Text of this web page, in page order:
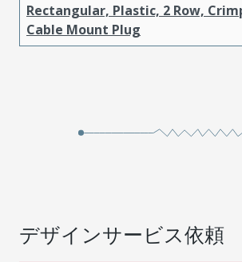
Rectangular, Plastic, 2 Row,
Cable Mount Plug
デザインサービス依頼